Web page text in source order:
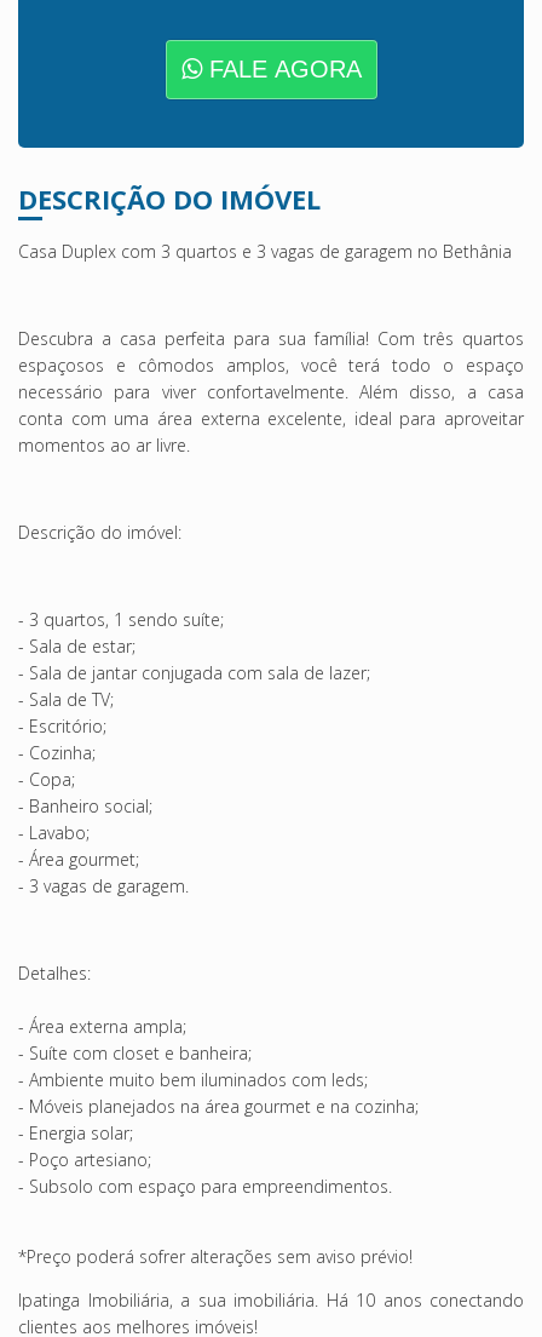
FALE AGORA
DESCRIÇÃO DO IMÓVEL
Casa Duplex com 3 quartos e 3 vagas de garagem no Bethânia
Descubra a casa perfeita para sua família! Com três quartos
espaçosos e cômodos amplos, você terá todo o espaço
necessário para viver confortavelmente. Além disso, a casa
conta com uma área externa excelente, ideal para aproveitar
momentos ao ar livre.
Descrição do imóvel:
- 3 quartos, 1 sendo suíte;
- Sala de estar;
- Sala de jantar conjugada com sala de lazer;
- Sala de TV;
- Escritório;
- Cozinha;
- Copa;
- Banheiro social;
- Lavabo;
- Área gourmet;
- 3 vagas de garagem.
Detalhes:
- Área externa ampla;
- Suíte com closet e banheira;
- Ambiente muito bem iluminados com leds;
- Móveis planejados na área gourmet e na cozinha;
- Energia solar;
- Poço artesiano;
- Subsolo com espaço para empreendimentos.
*Preço poderá sofrer alterações sem aviso prévio!
Ipatinga Imobiliária, a sua imobiliária. Há 10 anos conectando
clientes aos melhores imóveis!